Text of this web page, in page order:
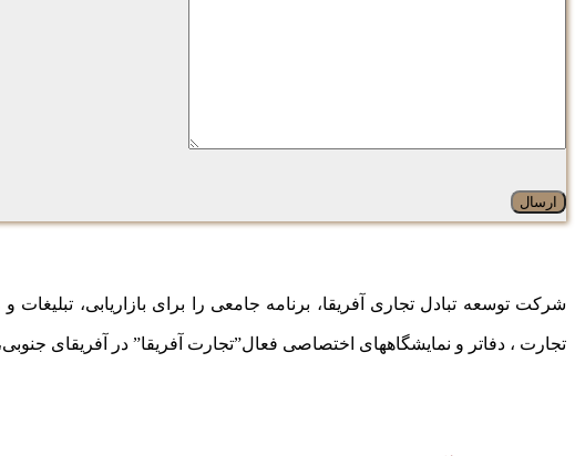
شرکت توسعه تبادل تجاری آفریقا، برنامه جامعی را برای بازاریابی،
تجارت ، دفاتر و نمایشگاههای اختصاصی فعال”تجارت آفریقا” در آفریقای